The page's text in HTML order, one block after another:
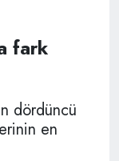
fark
dördüncü
en